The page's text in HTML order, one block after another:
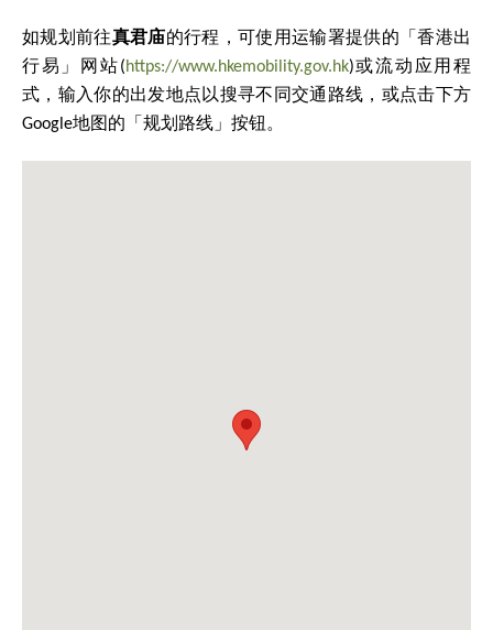
如规划前往真君庙的行程，可使用运输署提供的「香港出
行易」网站(https://www.hkemobility.gov.hk)或流动应用程
式，输入你的出发地点以搜寻不同交通路线，或点击下方
Google地图的「规划路线」按钮。